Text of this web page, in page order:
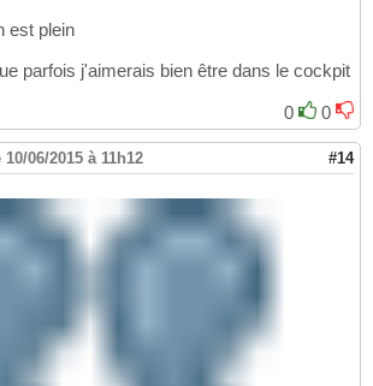
est plein
parfois j'aimerais bien être dans le cockpit
0
0
10/06/2015 à 11h12 #14